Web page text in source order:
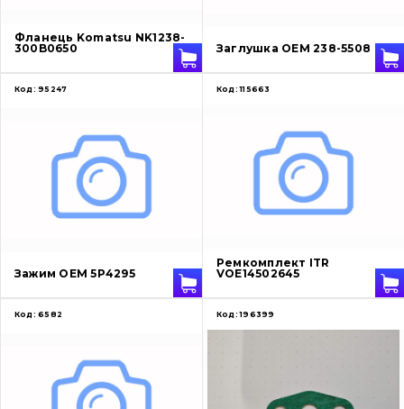
Фланець Komatsu NK1238-
300B0650
Заглушка OEM 238-5508
Код: 95247
Зажим OEM 5P4295
Код: 115663
Ремкомплект ITR
VOE14502645
Код: 6582 Код: 196399